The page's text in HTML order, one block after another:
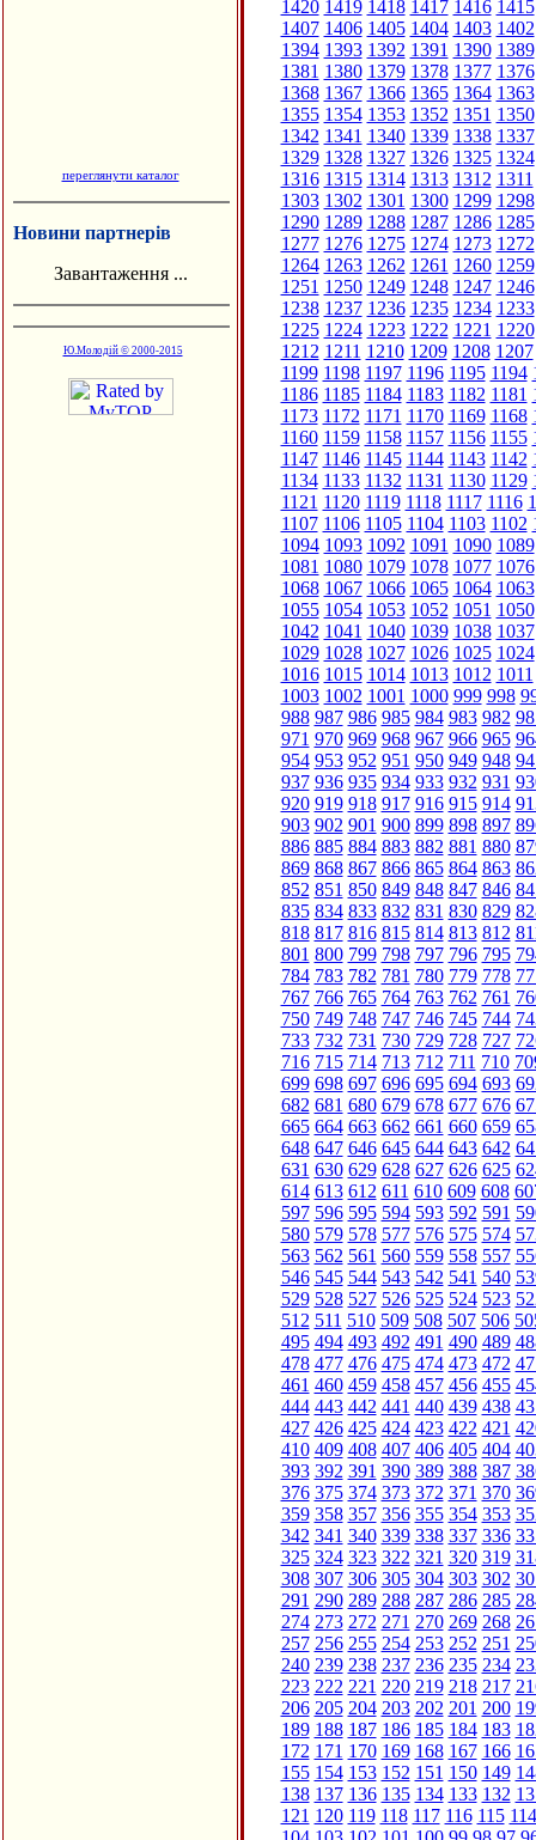
переглянути каталог
Новини партнерів
Завантаження ...
Ю.Молодій © 2000-2015
1420 1419 1418 1417 1416 1415
1407 1406 1405 1404 1403 1402
1394 1393 1392 1391 1390 1389
1381 1380 1379 1378 1377 1376
1368 1367 1366 1365 1364 1363
1355 1354 1353 1352 1351 1350
1342 1341 1340 1339 1338 1337
1329 1328 1327 1326 1325 1324
1316 1315 1314 1313 1312 1311
1303 1302 1301 1300 1299 1298
1290 1289 1288 1287 1286 1285
1277 1276 1275 1274 1273 1272
1264 1263 1262 1261 1260 1259
1251 1250 1249 1248 1247 1246
1238 1237 1236 1235 1234 1233
1225 1224 1223 1222 1221 1220
1212 1211 1210 1209 1208 1207
1199 1198 1197 1196 1195 1194
1186 1185 1184 1183 1182 1181
1173 1172 1171 1170 1169 1168
1160 1159 1158 1157 1156 1155
1147 1146 1145 1144 1143 1142
1134 1133 1132 1131 1130 1129
1121 1120 1119 1118 1117 1116
1107 1106 1105 1104 1103 1102
1094 1093 1092 1091 1090 1089
1081 1080 1079 1078 1077 1076
1068 1067 1066 1065 1064 1063
1055 1054 1053 1052 1051 1050
1042 1041 1040 1039 1038 1037
1029 1028 1027 1026 1025 1024
1016 1015 1014 1013 1012 1011
1003 1002 1001 1000 999 998
988 987 986 985 984 983 982
971 970 969 968 967 966 965
954 953 952 951 950 949 948
937 936 935 934 933 932 931
920 919 918 917 916 915 914
903 902 901 900 899 898 897
886 885 884 883 882 881 880
869 868 867 866 865 864 863
852 851 850 849 848 847 846
835 834 833 832 831 830 829
818 817 816 815 814 813 812
801 800 799 798 797 796 795
784 783 782 781 780 779 778
767 766 765 764 763 762 761
750 749 748 747 746 745 744
733 732 731 730 729 728 727
716 715 714 713 712 711 710
699 698 697 696 695 694 693
682 681 680 679 678 677 676
665 664 663 662 661 660 659
648 647 646 645 644 643 642
631 630 629 628 627 626 625
614 613 612 611 610 609 608
597 596 595 594 593 592 591
580 579 578 577 576 575 574
563 562 561 560 559 558 557
546 545 544 543 542 541 540
529 528 527 526 525 524 523
512 511 510 509 508 507 506
495 494 493 492 491 490 489
478 477 476 475 474 473 472
461 460 459 458 457 456 455
444 443 442 441 440 439 438
427 426 425 424 423 422 421
410 409 408 407 406 405 404
393 392 391 390 389 388 387
376 375 374 373 372 371 370
359 358 357 356 355 354 353
342 341 340 339 338 337 336
325 324 323 322 321 320 319
308 307 306 305 304 303 302
291 290 289 288 287 286 285
274 273 272 271 270 269 268
257 256 255 254 253 252 251
240 239 238 237 236 235 234
223 222 221 220 219 218 217
206 205 204 203 202 201 200
189 188 187 186 185 184 183
172 171 170 169 168 167 166
155 154 153 152 151 150 149
138 137 136 135 134 133 132
121 120 119 118 117 116 115 114